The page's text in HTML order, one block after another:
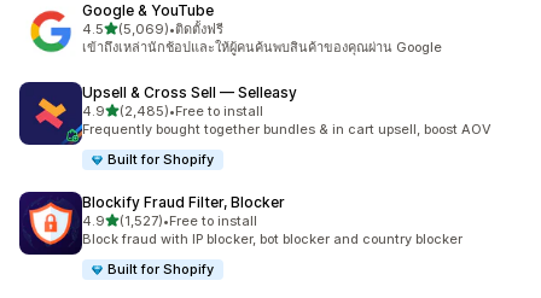
Google & YouTube
4.5เต็ม 5 ดาว
(5,069)
ทั้งหมด 5069 รีวิว
•ติดตั้งฟรี
เข้าถึงเหล่านักช้อปและให้ผู้คนค้นพบสินค้าของคุณผ่าน Google
Upsell & Cross Sell — Selleasy
4.9เต็ม 5 ดาว
(2,485)
ทั้งหมด 2485 รีวิว
•Free to install
Frequently bought together bundles & in cart upsell, boost AOV
Built for Shopify
Blockify Fraud Filter, Blocker
4.9เต็ม 5 ดาว
(1,527)
ทั้งหมด 1527 รีวิว
•Free to install
Block fraud with IP blocker, bot blocker and country blocker
Built for Shopify